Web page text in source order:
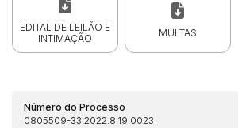
EDITAL DE LEILÃO E
INTIMAÇÃO
MULTAS
Número do Processo
0805509-33.2022.8.19.0023